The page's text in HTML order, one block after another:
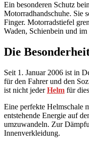
Ein besonderen Schutz
Motorradhandschuhe. Sie
Finger. Motorradstiefel
Waden, Schienbein und
Die
Seit 1. Januar 2006 ist in
für den Fahrer und den
ist nicht jederHelm für
Eine perfekte Helmschale
entstehende Energie auf
umzuwandeln. Zur
Innenverkleidung.